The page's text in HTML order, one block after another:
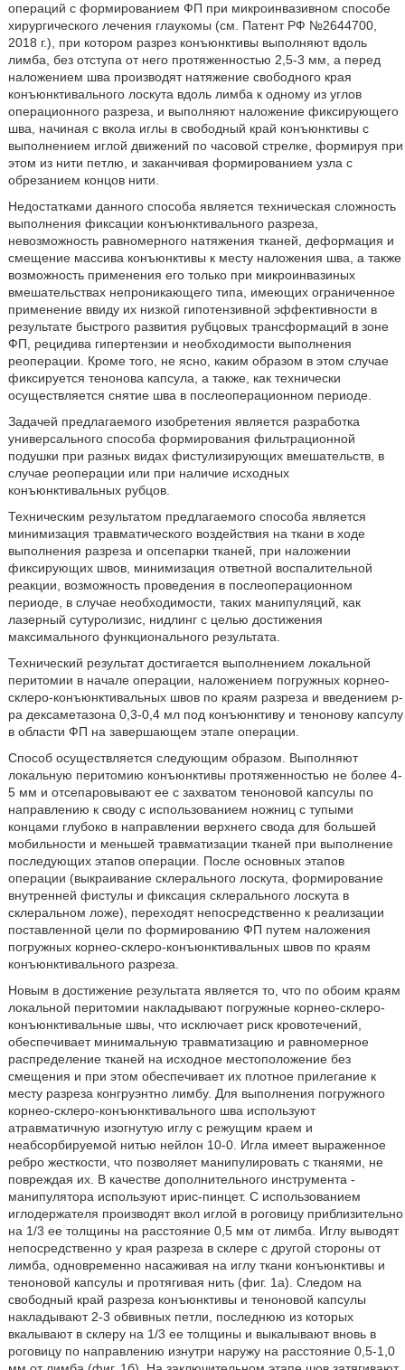
операций с формированием ФП при микроинвазивном способе
хирургического лечения глаукомы (см. Патент РФ №2644700,
2018 г.), при котором разрез конъюнктивы выполняют вдоль
лимба, без отступа от него протяженностью 2,5-3 мм, а перед
наложением шва производят натяжение свободного края
конъюнктивального лоскута вдоль лимба к одному из углов
операционного разреза, и выполняют наложение фиксирующего
шва, начиная с вкола иглы в свободный край конъюнктивы с
выполнением иглой движений по часовой стрелке, формируя при
этом из нити петлю, и заканчивая формированием узла с
обрезанием концов нити.
Недостатками данного способа является техническая сложность
выполнения фиксации конъюнктивального разреза,
невозможность равномерного натяжения тканей, деформация и
смещение массива конъюнктивы к месту наложения шва, а также
возможность применения его только при микроинвазиных
вмешательствах непроникающего типа, имеющих ограниченное
применение ввиду их низкой гипотензивной эффективности в
результате быстрого развития рубцовых трансформаций в зоне
ФП, рецидива гипертензии и необходимости выполнения
реоперации. Кроме того, не ясно, каким образом в этом случае
фиксируется тенонова капсула, а также, как технически
осуществляется снятие шва в послеоперационном периоде.
Задачей предлагаемого изобретения является разработка
универсального способа формирования фильтрационной
подушки при разных видах фистулизирующих вмешательств, в
случае реоперации или при наличие исходных
конъюнктивальных рубцов.
Техническим результатом предлагаемого способа является
минимизация травматического воздействия на ткани в ходе
выполнения разреза и опсепарки тканей, при наложении
фиксирующих швов, минимизация ответной воспалительной
реакции, возможность проведения в послеоперационном
периоде, в случае необходимости, таких манипуляций, как
лазерный сутуролизис, нидлинг с целью достижения
максимального функционального результата.
Технический результат достигается выполнением локальной
перитомии в начале операции, наложением погружных корнео-
склеро-конъюнктивальных швов по краям разреза и введением р-
ра дексаметазона 0,3-0,4 мл под конъюнктиву и тенонову капсулу
в области ФП на завершающем этапе операции.
Способ осуществляется следующим образом. Выполняют
локальную перитомию конъюнктивы протяженностью не более 4-
5 мм и отсепаровывают ее с захватом теноновой капсулы по
направлению к своду с использованием ножниц с тупыми
концами глубоко в направлении верхнего свода для большей
мобильности и меньшей травматизации тканей при выполнение
последующих этапов операции. После основных этапов
операции (выкраивание склерального лоскута, формирование
внутренней фистулы и фиксация склерального лоскута в
склеральном ложе), переходят непосредственно к реализации
поставленной цели по формированию ФП путем наложения
погружных корнео-склеро-конъюнктивальных швов по краям
конъюнктивального разреза.
Новым в достижение результата является то, что по обоим краям
локальной перитомии накладывают погружные корнео-склеро-
конъюнктивальные швы, что исключает риск кровотечений,
обеспечивает минимальную травматизацию и равномерное
распределение тканей на исходное местоположение без
смещения и при этом обеспечивает их плотное прилегание к
месту разреза конгруэнтно лимбу. Для выполнения погружного
корнео-склеро-конъюнктивального шва используют
атравматичную изогнутую иглу с режущим краем и
неабсорбируемой нитью нейлон 10-0. Игла имеет выраженное
ребро жесткости, что позволяет манипулировать с тканями, не
повреждая их. В качестве дополнительного инструмента -
манипулятора используют ирис-пинцет. С использованием
иглодержателя производят вкол иглой в роговицу приблизительно
на 1/3 ее толщины на расстояние 0,5 мм от лимба. Иглу выводят
непосредственно у края разреза в склере с другой стороны от
лимба, одновременно насаживая на иглу ткани конъюнктивы и
теноновой капсулы и протягивая нить (фиг. 1а). Следом на
свободный край разреза конъюнктивы и теноновой капсулы
накладывают 2-3 обвивных петли, последнюю из которых
вкалывают в склеру на 1/3 ее толщины и выкалывают вновь в
роговицу по направлению изнутри наружу на расстояние 0,5-1,0